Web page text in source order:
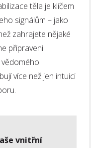
těla je klíčem
signálům – jako
zahrajete nějaké
připraveni
více než jen intuici
vnitřní